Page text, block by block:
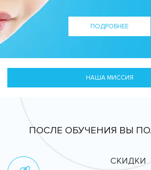
ПОДРОБНЕЕ
НАША МИССИЯ
ПОСЛЕ ОБУЧЕНИЯ ВЫ
СКИДКИ